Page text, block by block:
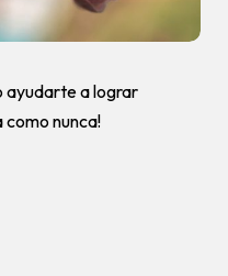
ayudarte a lograr
como nunca!